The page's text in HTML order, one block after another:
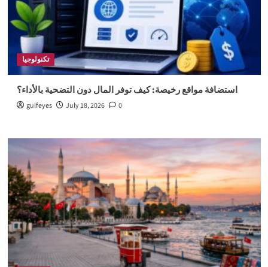
تكنولوجيا
استضافة مواقع رخيصة: كيف توفر المال دون التضحية بالأداء؟
gulfeyes July 18, 2026 0